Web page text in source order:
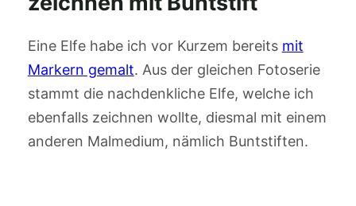
Eine Elfe habe ich vor Kurzem bereits mit
Markern gemalt. Aus der gleichen Fotoserie
stammt die nachdenkliche Elfe, welche ich
ebenfalls zeichnen wollte, diesmal mit einem
anderen Malmedium, nämlich Buntstiften.